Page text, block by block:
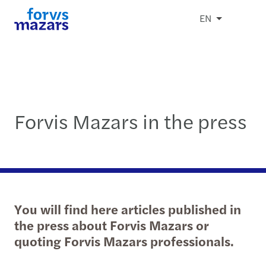
EN
Forvis Mazars in the press
You will find here articles published in
the press about Forvis Mazars or
quoting Forvis Mazars professionals.